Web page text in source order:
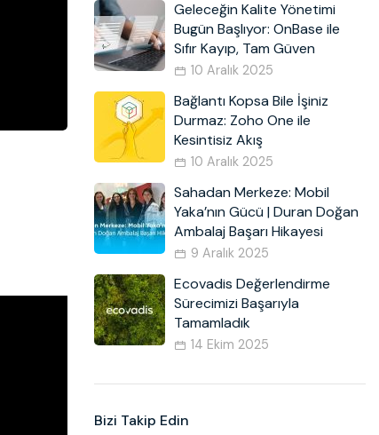
Geleceğin Kalite Yönetimi
Bugün Başlıyor: OnBase ile
Sıfır Kayıp, Tam Güven
10 Aralık 2025
Bağlantı Kopsa Bile İşiniz
Durmaz: Zoho One ile
Kesintisiz Akış
10 Aralık 2025
Sahadan Merkeze: Mobil
Yaka’nın Gücü | Duran Doğan
Ambalaj Başarı Hikayesi
9 Aralık 2025
Ecovadis Değerlendirme
Sürecimizi Başarıyla
Tamamladık
14 Ekim 2025
Bizi Takip Edin